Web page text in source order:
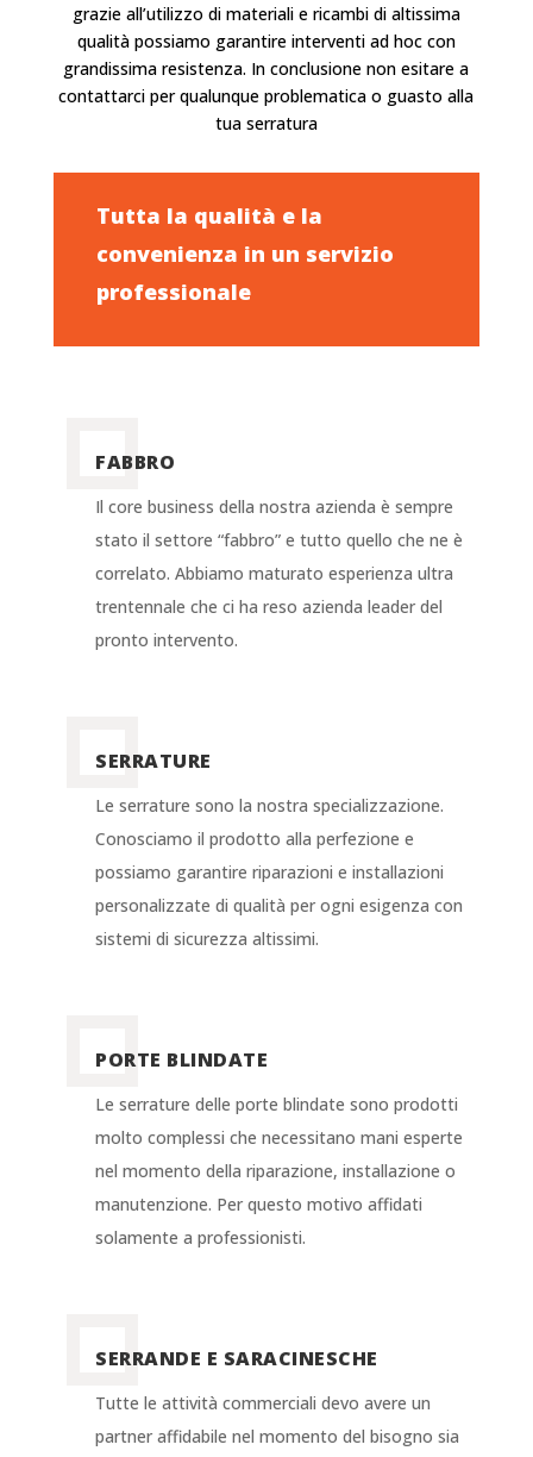
grazie all’utilizzo di materiali e ricambi di altissima
qualità possiamo garantire interventi ad hoc con
grandissima resistenza. In conclusione non esitare a
contattarci per qualunque problematica o guasto alla
tua serratura
Tutta la qualità e la
convenienza in un servizio
professionale
FABBRO
Il core business della nostra azienda è sempre
stato il settore “fabbro” e tutto quello che ne è
correlato. Abbiamo maturato esperienza ultra
trentennale che ci ha reso azienda leader del
pronto intervento.
SERRATURE
Le serrature sono la nostra specializzazione.
Conosciamo il prodotto alla perfezione e
possiamo garantire riparazioni e installazioni
personalizzate di qualità per ogni esigenza con
sistemi di sicurezza altissimi.
PORTE BLINDATE
Le serrature delle porte blindate sono prodotti
molto complessi che necessitano mani esperte
nel momento della riparazione, installazione o
manutenzione. Per questo motivo affidati
solamente a professionisti.
SERRANDE E SARACINESCHE
Tutte le attività commerciali devo avere un
partner affidabile nel momento del bisogno sia